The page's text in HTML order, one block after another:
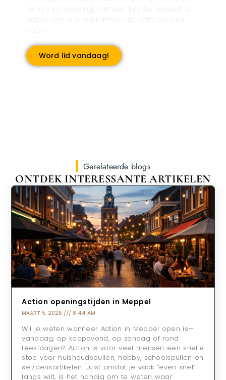
Word lid vandaag!
Gerelateerde blogs
ONTDEK INTERESSANTE ARTIKELEN
Action openingstijden in Meppel
MAART 5, 2026 8:44 AM
Wil je weten wanneer Action in Meppel open is—
vandaag, op koopavond, op zondag of rond
feestdagen? Action is voor veel mensen een snelle
stop voor huishoudspullen, hobby, schoolspullen en
seizoensartikelen. Juist omdat je vaak “even snel”
langs wilt, is het handig om te weten waar